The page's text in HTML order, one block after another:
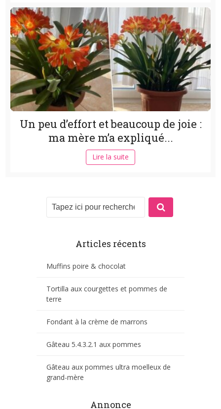
Un peu d’effort et beaucoup de joie :
ma mère m’a expliqué...
Lire la suite
Articles récents
Muffins poire & chocolat
Tortilla aux courgettes et pommes de
terre
Fondant à la crème de marrons
Gâteau 5.4.3.2.1 aux pommes
Gâteau aux pommes ultra moelleux de
grand-mère
Annonce